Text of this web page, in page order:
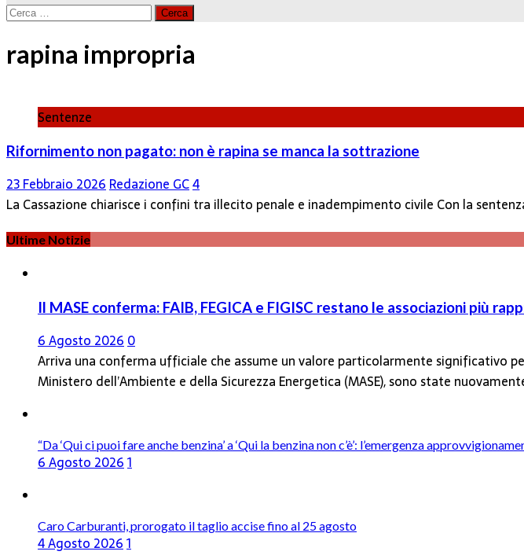
Ricerca
rapina impropria
Sentenze
Rifornimento non pagato: non è rapina se manca la sottrazione
23 Febbraio 2026Redazione GC4
La Cassazione chiarisce i confini tra illecito penale e inadempimento civile Con la
Ultime Notizie
Il MASE conferma: FAIB, FEGICA e FIGISC restano le associazioni più
6 Agosto 20260
Arriva una conferma ufficiale che assume un valore particolarmente significativo
Ministero dell’Ambiente e della Sicurezza Energetica (MASE), sono state
“Da ‘Qui ci puoi fare anche benzina’ a ‘Qui la benzina non c’è’: l’emergenza
6 Agosto 20261
Caro Carburanti, prorogato il taglio accise fino al 25 agosto
4 Agosto 20261